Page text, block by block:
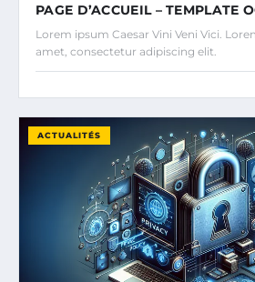
PAGE D’ACCUEIL – TEMPLATE
Lorem ipsum Caesar Vini Veni Vici.
amet, consectetur adipiscing elit.
ACTUALITÉS